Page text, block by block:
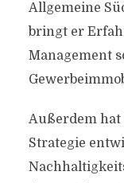
Allgemeine
bringt er
Management
Außerdem hat
Strategie